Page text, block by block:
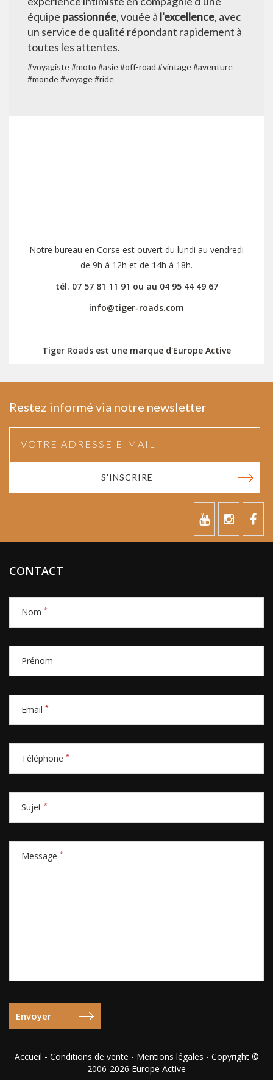
équipe passionnée, vouée à l'excellence, avec
un service de qualité répondant rapidement à
toutes les attentes.
#voyagiste #moto #asie #off-road #vintage #aventure
#monde #voyage #ride
Notre bureau en Corse est ouvert du lundi au vendredi
de 9h à 12h et de 14h à 18h.
tél. 07 57 81 11 91 ou au 04 95 44 49 67
info@tiger-roads.com
Tiger Roads est une marque d'Europe Active
Restez informé via notre newsletter
S'INSCRIRE
CONTACT
Nom *
Prénom
Email *
Téléphone *
Sujet *
Message *
Accueil - Conditions de vente - Mentions légales - Copyright ©
2006-2026 Europe Active